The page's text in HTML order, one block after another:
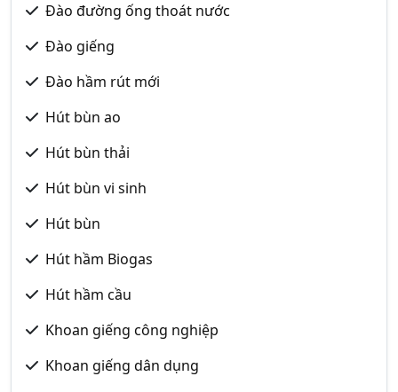
Đào đường ống thoát nước
Đào giếng
Đào hầm rút mới
Hút bùn ao
Hút bùn thải
Hút bùn vi sinh
Hút bùn
Hút hầm Biogas
Hút hầm cầu
Khoan giếng công nghiệp
Khoan giếng dân dụng